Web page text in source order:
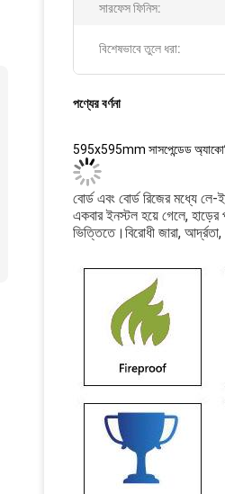
সারফেস ফিনিস:
বিশেষভাবে তুলে ধরা:
পণ্যের বর্ণনা
595x595mm সাসপেন্ডেড
বোর্ড এবং বোর্ড রিজের মধ্যে লে-
একবার ইনস্টল হয়ে গেলে, হাড়ের
ভিত্তিতে।বিরোধী জারা,